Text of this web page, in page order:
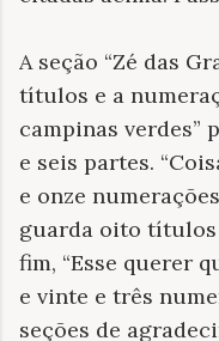
A seção “Zé das
títulos e a
campinas verdes”
e seis partes.
e onze
guarda oito títulos
fim, “Esse querer
e vinte e três
seções de